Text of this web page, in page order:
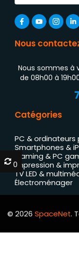
Nous
Nous sommes à
de 08h00 à
Catégories
PC & ordinateurs
Smartphones &
Gaming & PC
Impression &
TV LED &
Électroménager
© 2026 SpaceNet.
0
0